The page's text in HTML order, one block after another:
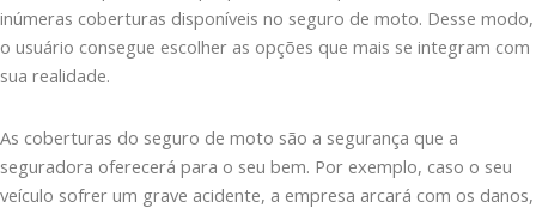
inúmeras coberturas disponíveis no seguro de moto. Desse modo,
o usuário consegue escolher as opções que mais se integram com
sua realidade.
As coberturas do seguro de moto são a segurança que a
seguradora oferecerá para o seu bem. Por exemplo, caso o seu
veículo sofrer um grave acidente, a empresa arcará com os danos,